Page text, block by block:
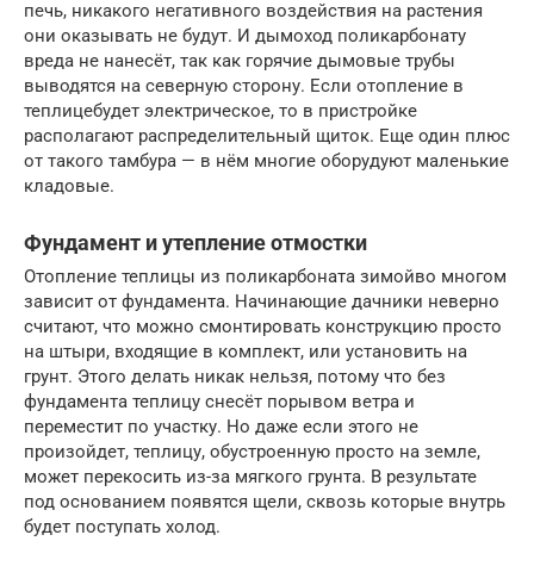
печь, никакого негативного воздействия на растения
они оказывать не будут. И дымоход поликарбонату
вреда не нанесёт, так как горячие дымовые трубы
выводятся на северную сторону. Если отопление в
теплицебудет электрическое, то в пристройке
располагают распределительный щиток. Еще один плюс
от такого тамбура — в нём многие оборудуют маленькие
кладовые.
Фундамент и утепление отмостки
Отопление теплицы из поликарбоната зимойво многом
зависит от фундамента. Начинающие дачники неверно
считают, что можно смонтировать конструкцию просто
на штыри, входящие в комплект, или установить на
грунт. Этого делать никак нельзя, потому что без
фундамента теплицу снесёт порывом ветра и
переместит по участку. Но даже если этого не
произойдет, теплицу, обустроенную просто на земле,
может перекосить из-за мягкого грунта. В результате
под основанием появятся щели, сквозь которые внутрь
будет поступать холод.